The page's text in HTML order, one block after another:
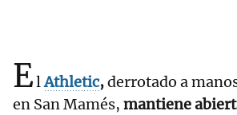
ElAthletic,derrotado a
en San Mamés, mantiene